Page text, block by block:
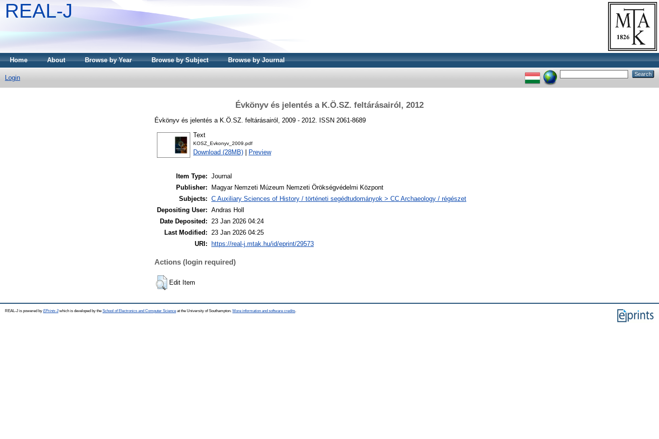
REAL-J
Home About Browse by Year Browse by Subject Browse by Journal
Login
Évkönyv és jelentés a K.Ö.SZ. feltárásairól, 2012
Évkönyv és jelentés a K.Ö.SZ. feltárásairól, 2009 - 2012. ISSN 2061-8689
Text
KOSZ_Evkonyv_2009.pdf
Download (28MB) Preview
Item Type: Journal
Publisher:
Magyar Nemzeti Múzeum Nemzeti Örökségvédelmi Központ
Subjects: C Auxiliary Sciences of History / történeti segédtudományok > CC Archaeology / régészet
Depositing User: Andras Holl
Date Deposited: 23 Jan 2026 04:24
Last Modified: 23 Jan 2026 04:25
URI:
https://real-j.mtak.hu/id/eprint/29573
Actions (login required)
Edit Item
REAL-J is powered by EPrints 3which is developed by the School of Electronics and Computer Science at the University of Southampton. More information and software credits